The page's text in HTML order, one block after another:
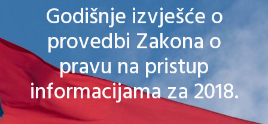
Godišnje izvješće o
provedbi Zakona o
pravu na pristup
informacijama za 2018.